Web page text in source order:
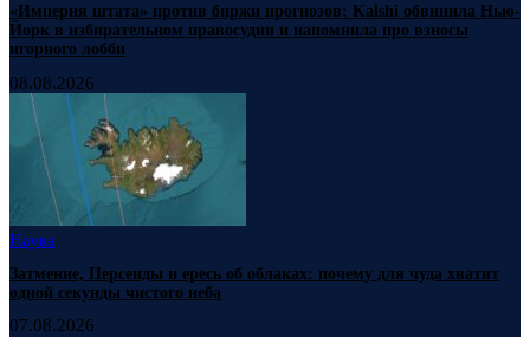
«Империя штата» против биржи прогнозов: Kalshi обвинила Нью-
Йорк в избирательном правосудии и напомнила про взносы
игорного лобби
08.08.2026
Наука
Затмение, Персеиды и ересь об облаках: почему для чуда хватит
одной секунды чистого неба
07.08.2026